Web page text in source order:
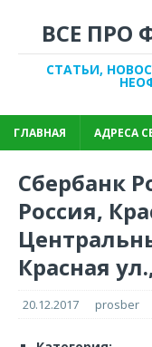
ВСЕ ПРО
СТАТЬИ,
ГЛАВНАЯ АДРЕСА
Сбербанк
Россия,
Красная
20.12.2017 prosber